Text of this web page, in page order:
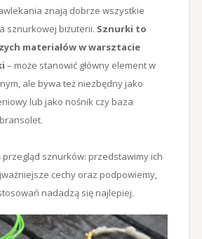
znają dobrze wszystkie
sznurkowej biżuterii. Sznurki to
materiałów w warsztacie
– może stanowić główny element w
ale bywa też niezbędny jako
lub jako nośnik czy baza
sznurków: przedstawimy ich
cechy oraz podpowiemy,
nadadzą się najlepiej.